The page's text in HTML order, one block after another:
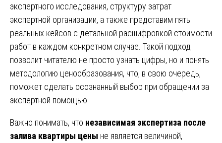
экспертного исследования, структуру затрат
экспертной организации, а также представим пять
реальных кейсов с детальной расшифровкой стоимости
работ в каждом конкретном случае. Такой подход
позволит читателю не просто узнать цифры, но и понять
методологию ценообразования, что, в свою очередь,
поможет сделать осознанный выбор при обращении за
экспертной помощью.
Важно понимать, что независимая экспертиза после
залива квартиры цены не является величиной,